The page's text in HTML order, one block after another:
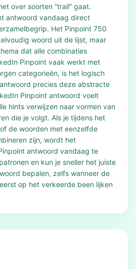
over soorten “trail” gaat.
antwoord vandaag direct
Het Pinpoint 750
woord uit de lijst, maar
dat alle combinaties
Pinpoint vaak werkt met
categorieën, is het logisch
precies deze abstracte
Pinpoint antwoord voelt
hints verwijzen naar vormen van
die je volgt. Als je tijdens het
de woorden met eenzelfde
zijn, wordt het
antwoord vandaag te
en kun je sneller het juiste
bepalen, zelfs wanneer de
op het verkeerde been lijken